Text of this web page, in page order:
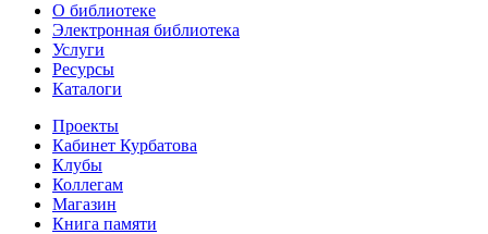
О библиотеке
Электронная библиотека
Услуги
Ресурсы
Каталоги
Проекты
Кабинет Курбатова
Клубы
Коллегам
Магазин
Книга памяти